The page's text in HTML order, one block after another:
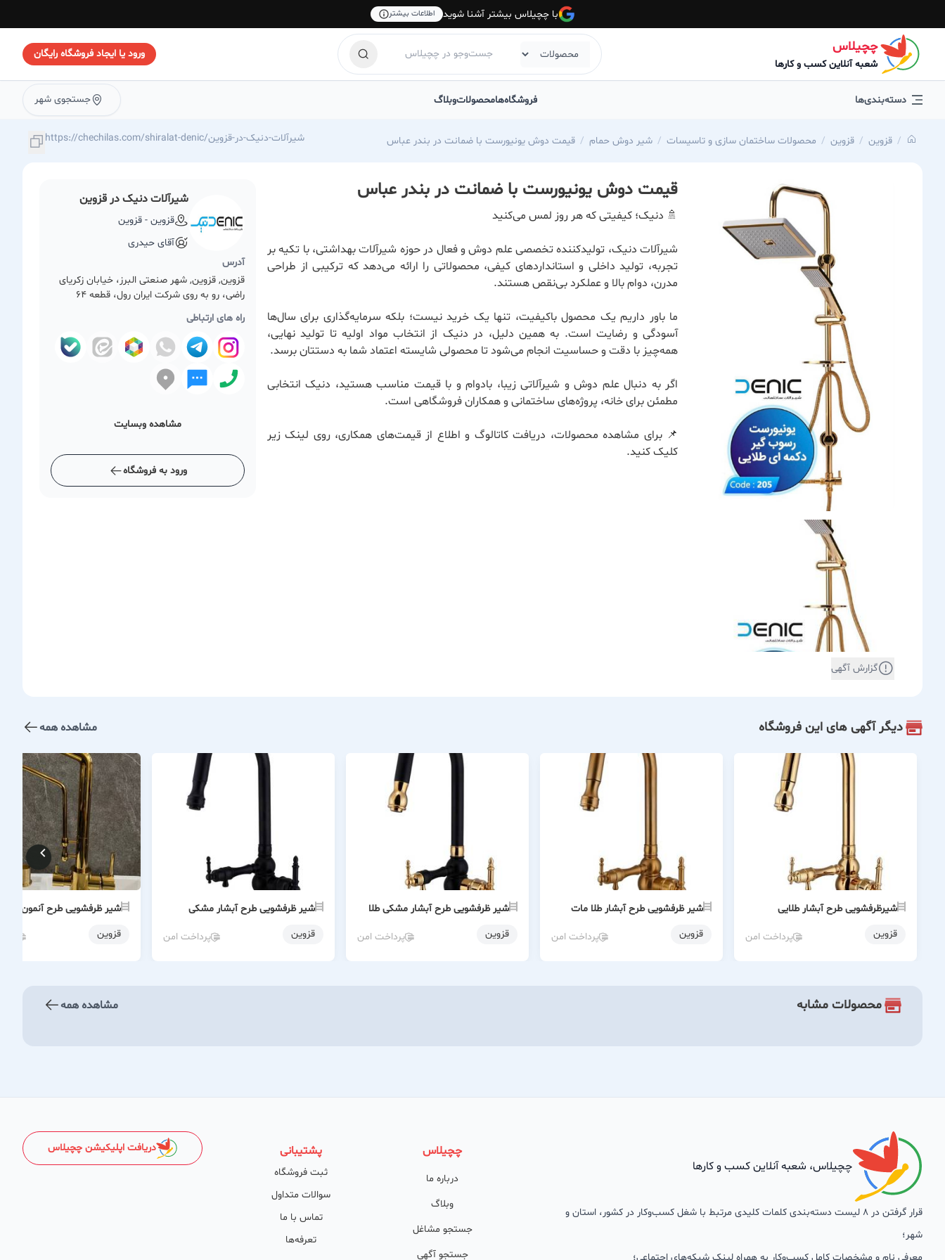
با چچیلاس بیشتر آشنا شوید اطلاعات بیشتر
چچیلاس
شعبه آنلاین کسب و کارها
ورود یا ایجاد فروشگاه رایگان
دسته‌بندی‌ها فروشگاه‌هامحصولاتوبلاگ جستجوی شهر
قزوین قزوین محصولات ساختمان سازی و تاسیسات شیر دوش حمام قیمت دوش یونیورست با ضمانت در بندر عباس https://chechilas.com/shiralat-denic/شیرآلات-دنیک-در-قزوین
گزارش آگهی
قیمت دوش یونیورست با ضمانت در بندر عباس
🚿 دنیک؛ کیفیتی که هر روز لمس می‌کنید
شیرآلات دنیک، تولیدکننده تخصصی علم دوش و فعال در حوزه شیرآلات بهداشتی، با تکیه بر
تجربه، تولید داخلی و استانداردهای کیفی، محصولاتی را ارائه می‌دهد که ترکیبی از طراحی
مدرن، دوام بالا و عملکرد بی‌نقص هستند.
ما باور داریم یک محصول باکیفیت، تنها یک خرید نیست؛ بلکه سرمایه‌گذاری برای سال‌ها
آسودگی و رضایت است. به همین دلیل، در دنیک از انتخاب مواد اولیه تا تولید نهایی،
همه‌چیز با دقت و حساسیت انجام می‌شود تا محصولی شایسته اعتماد شما به دستتان برسد.
اگر به دنبال علم دوش و شیرآلاتی زیبا، بادوام و با قیمت مناسب هستید، دنیک انتخابی
مطمئن برای خانه، پروژه‌های ساختمانی و همکاران فروشگاهی است.
📌 برای مشاهده محصولات، دریافت کاتالوگ و اطلاع از قیمت‌های همکاری، روی لینک زیر
کلیک کنید.
شیرآلات دنیک در قزوین
قزوین - قزوین
آقای حیدری
آدرس
قزوین, قزوین, شهر صنعتی البرز، خیابان زکریای
راضی، رو به روی شرکت ایران رول، قطعه 64
راه های ارتباطی
مشاهده وبسایت
ورود به فروشگاه
دیگر آگهی های این فروشگاه مشاهده همه
شیرظرفشویی طرح آبشار طلایی
قزوین
پرداخت امن
شیر ظرفشویی طرح آبشار طلا مات
قزوین
پرداخت امن
شیر ظرفشویی طرح آبشار مشکی طلا
قزوین
پرداخت امن
شیر ظرفشویی طرح آبشار مشکی
قزوین
پرداخت امن
شیر ظرفشویی طرح آنمون
قزوین
محصولات مشابه مشاهده همه
چچیلاس، شعبه آنلاین کسب و کارها
قرار گرفتن در 8 لیست دسته‌بندی کلمات کلیدی مرتبط با شغل کسب‌وکار در کشور، استان و
شهر؛
معرفی نام و مشخصات کامل کسب‌وکار به همراه لینک شبکه‌های اجتماعی؛
چچیلاس
درباره ما
وبلاگ
جستجو مشاغل
جستجو آگهی
پشتیبانی
ثبت فروشگاه
سوالات متداول
تماس با ما
تعرفه‌ها
دریافت اپلیکیشن چچیلاس